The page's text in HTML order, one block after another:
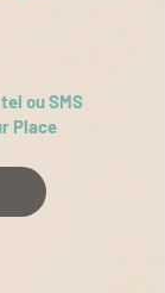
ou SMS
Place